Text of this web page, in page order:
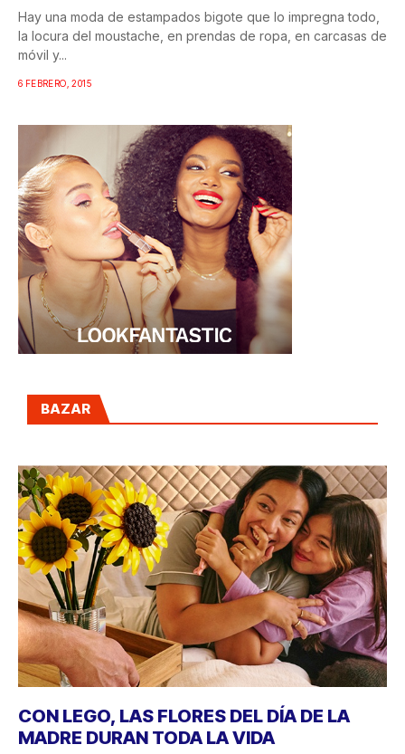
Hay una moda de estampados bigote que lo impregna todo,
la locura del moustache, en prendas de ropa, en carcasas de
móvil y...
6 FEBRERO, 2015
BAZAR
CON LEGO, LAS FLORES DEL DÍA DE LA
MADRE DURAN TODA LA VIDA